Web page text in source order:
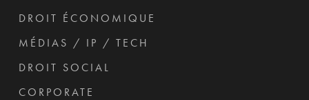
DROIT ÉCONOMIQUE
MÉDIAS / IP / TECH
DROIT SOCIAL
CORPORATE